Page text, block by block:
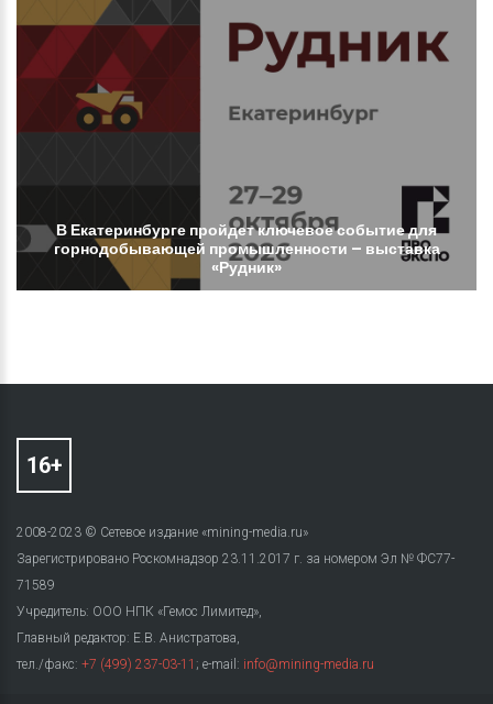
В Екатеринбурге пройдетключевоесобытиедля
горнодобывающей промышленности – выставка
«Рудник»
2008-2023 © Сетевое издание «mining-media.ru»
Зарегистрировано Роскомнадзор 23.11.2017 г. за номером Эл № ФС77-
71589
Учредитель: ООО НПК «Гемос Лимитед»,
Главный редактор: Е.В. Анистратова,
тел./факс: +7 (499) 237-03-11 ; e-mail: info@mining-media.ru